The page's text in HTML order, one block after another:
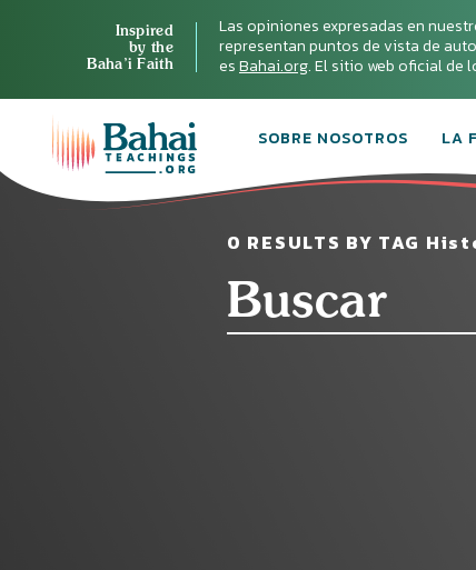
Inspired
by the
Baha’i Faith
Las opiniones expresadas en
representan puntos de vista de
esBahai.org. El sitio web oficial de
SOBRE NOSOTROS LA
0 RESULTS BY TAG